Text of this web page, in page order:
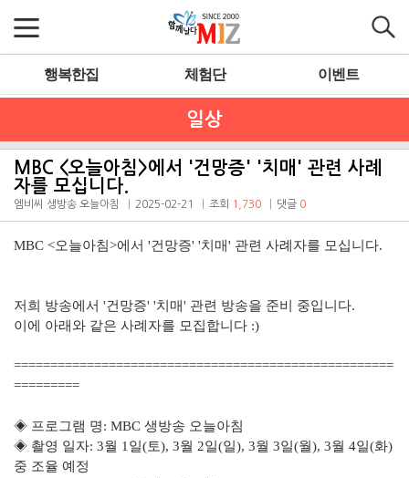
행복한집 체험단 이벤트
일상
MBC <오늘아침>에서 '건망증' '치매' 관련 사례
자를 모십니다.
엠비씨 생방송 오늘아침 2025-02-21 조회 1,730 댓글 0
MBC <오늘아침>에서 '건망증' '치매' 관련 사례자를 모십니다.
저희 방송에서 '건망증' '치매' 관련 방송을 준비 중입니다.
이에 아래와 같은 사례자를 모집합니다 :)
====================================================
=========
◈ 프로그램 명: MBC 생방송 오늘아침
◈ 촬영 일자: 3월 1일(토), 3월 2일(일), 3월 3일(월), 3월 4일(화)
중 조율 예정